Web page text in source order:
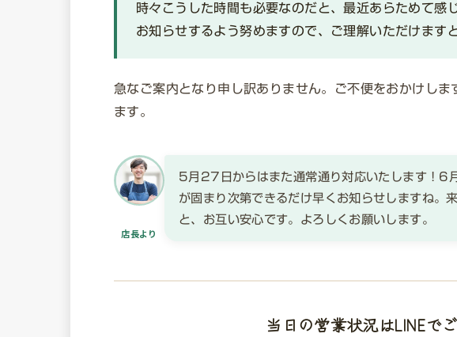
時々こうした時間も必要なのだと、最近あらためて感
お知らせするよう努めますので、ご理解いただけます
急なご案内となり申し訳ありません。ご不便をおかけしま
ます。
店長より
5月27日からはまた通常通り対応いたします！6
が固まり次第できるだけ早くお知らせしますね。
と、お互い安心です。よろしくお願いします。
当日の営業状況はLINEで